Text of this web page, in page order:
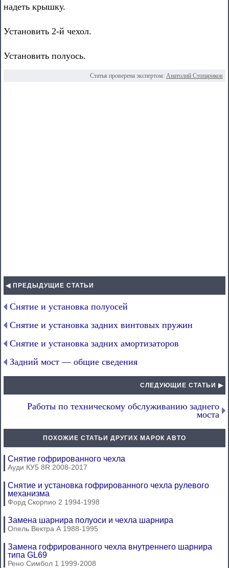
надеть крышку.
Установить 2-й чехол.
Установить полуось.
Статья проверена экспертом: Анатолий Стопариков
◀ ПРЕДЫДУЩИЕ СТАТЬИ
Снятие и установка полуосей
Снятие и установка задних винтовых пружин
Снятие и установка задних амортизаторов
Задний мост — общие сведения
СЛЕДУЮЩИЕ СТАТЬИ ▶
Работы по техническому обслуживанию заднего
моста
ПОХОЖИЕ СТАТЬИ ДРУГИХ МАРОК АВТО
Снятие гофрированного чехла
Ауди КУ5 8R 2008-2017
Снятие и установка гофрированного чехла рулевого
механизма
Форд Скорпио 2 1994-1998
Замена шарнира полуоси и чехла шарнира
Опель Вектра А 1988-1995
Замена гофрированного чехла внутреннего шарнира
типа GL69
Рено Симбол 1 1999-2008